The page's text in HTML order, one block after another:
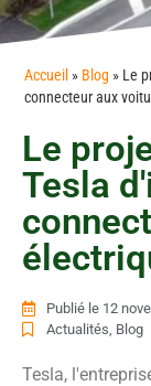
Accueil » Blog » Le
connecteur aux
Le
Tesla
Publié le 12
Actualités, Blog
Tesla,